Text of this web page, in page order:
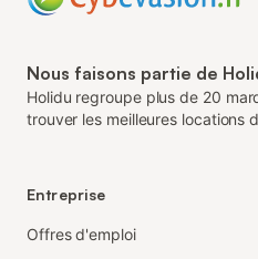
Nous faisons partie de
Holidu regroupe plus de 20
trouver les meilleures locations
Entreprise
Offres d'emploi